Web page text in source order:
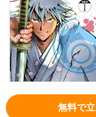
無料で